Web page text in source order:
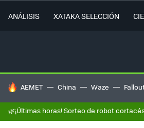
ANÁLISIS XATAKA SELECCIÓN
HOY SE HABLA DE
AEMET China Waze
🌿¡Últimas horas! Sorteo de robot